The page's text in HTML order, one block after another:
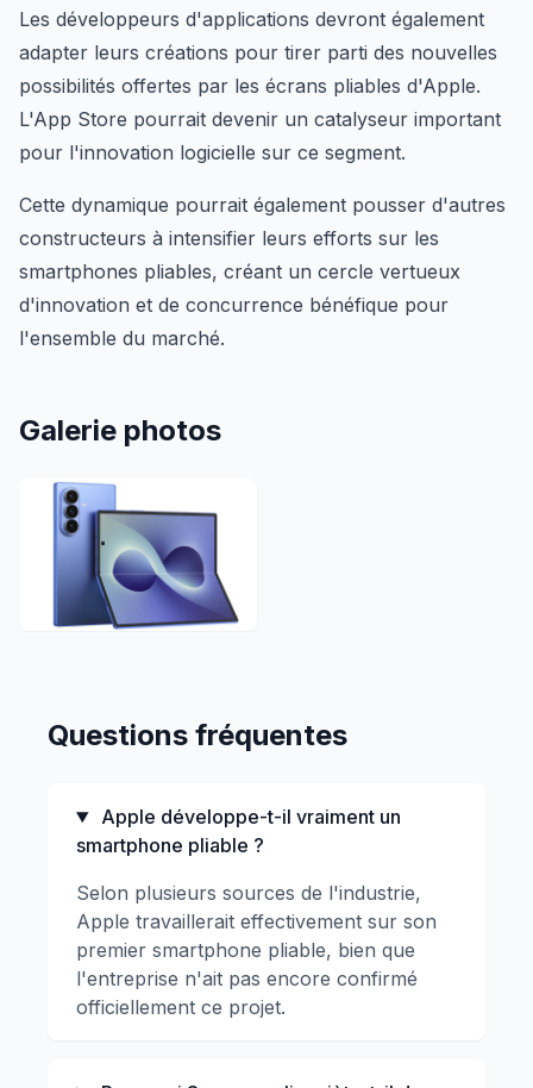
Les développeurs d'applications devront également
adapter leurs créations pour tirer parti des nouvelles
possibilités offertes par les écrans pliables d'Apple.
L'App Store pourrait devenir un catalyseur important
pour l'innovation logicielle sur ce segment.
Cette dynamique pourrait également pousser d'autres
constructeurs à intensifier leurs efforts sur les
smartphones pliables, créant un cercle vertueux
d'innovation et de concurrence bénéfique pour
l'ensemble du marché.
Galerie photos
Questions fréquentes
Apple développe-t-il vraiment un
smartphone pliable ?
Selon plusieurs sources de l'industrie,
Apple travaillerait effectivement sur son
premier smartphone pliable, bien que
l'entreprise n'ait pas encore confirmé
officiellement ce projet.